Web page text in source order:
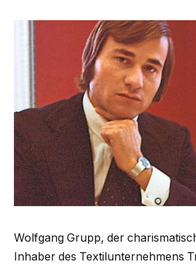
Wolfgang Grupp, der
Inhaber des Textilunternehmens